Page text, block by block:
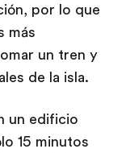
por lo que
más
un tren y
de la isla.
un edificio
15 minutos